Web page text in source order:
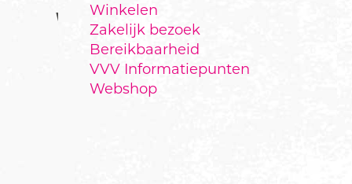
Winkelen
Zakelijk bezoek
Bereikbaarheid
VVV Informatiepunten
Webshop
WAT TE DOEN IN EDE?